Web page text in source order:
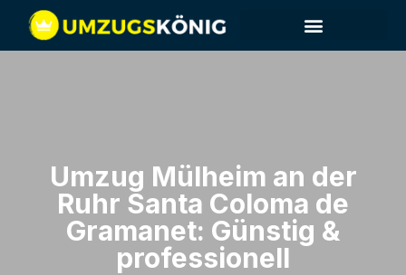
Umzug Mülheim an der
Ruhr​ Santa Coloma de
Gramanet: Günstig &
professionell​